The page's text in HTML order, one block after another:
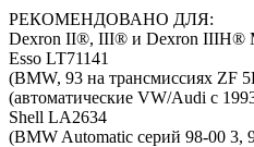
РЕКОМЕНДОВАНО ДЛЯ:
Dexron II®, III® и Dexron IIIH®
Esso LT71141
(BMW, 93 на трансмиссиях ZF
(автоматические VW/Audi с
Shell LA2634
(BMW Automatic серий 98-00 3,